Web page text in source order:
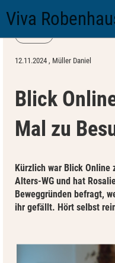
Viva
Zurück
12.11.2024 , Müller Daniel
Blick
Mal zu
Kürzlich war Blick Online
Alters-WG und hat
Beweggründen befragt,
ihr gefällt. Hört selbst